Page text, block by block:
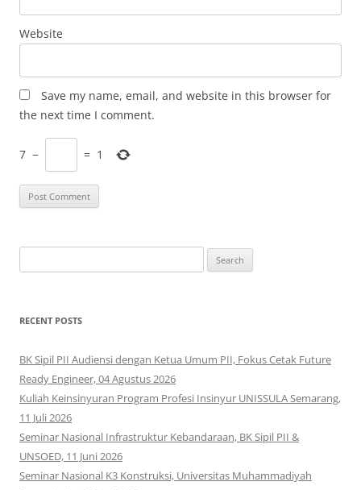
Website
Save my name, email, and website in this browser for
the next time I comment.
7 − = 1
for:
RECENT POSTS
BK Sipil PII Audiensi dengan Ketua Umum PII, Fokus Cetak Future
Ready Engineer, 04 Agustus 2026
Kuliah Keinsinyuran Program Profesi Insinyur UNISSULA Semarang,
11 Juli 2026
Seminar Nasional Infrastruktur Kebandaraan, BK Sipil PII &
UNSOED, 11 Juni 2026
Seminar Nasional K3 Konstruksi, Universitas Muhammadiyah